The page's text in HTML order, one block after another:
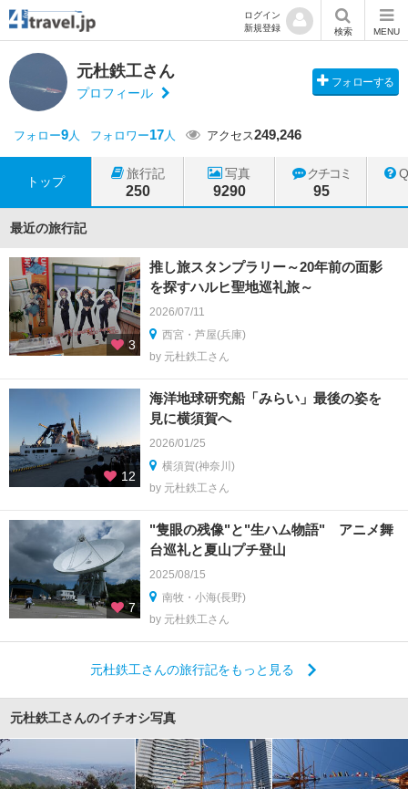
ログイン
新規登録
検索 MENU
元杜鉄工さん
プロフィール
フォローする
フォロー9人 フォロワー17人 アクセス249,246
トップ
旅行記
250
写真
9290
クチコミ
95
最近の旅行記
3
推し旅スタンプラリー～20年前の面影
を探すハルヒ聖地巡礼旅～
2026/07/11
西宮・芦屋(兵庫)
by 元杜鉄工さん
12
海洋地球研究船「みらい」最後の姿を
見に横須賀へ
2026/01/25
横須賀(神奈川)
by 元杜鉄工さん
7
"隻眼の残像"と"生ハム物語" アニメ舞
台巡礼と夏山プチ登山
2025/08/15
南牧・小海(長野)
by 元杜鉄工さん
元杜鉄工さんの旅行記をもっと見る
元杜鉄工さんのイチオシ写真